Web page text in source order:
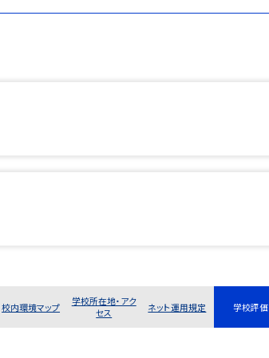
校内環境マップ
学校所在地・アク
セス
ネット運用規定 学校評価